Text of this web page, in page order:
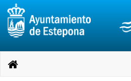
Destino:
Volver